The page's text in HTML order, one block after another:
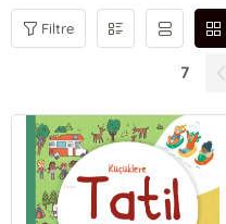
Filtre
7